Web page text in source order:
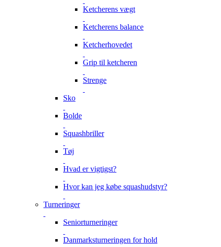
Ketcherens vægt
Ketcherens balance
Ketcherhovedet
Grip til ketcheren
Strenge
Sko
Bolde
Squashbriller
Tøj
Hvad er vigtigst?
Hvor kan jeg købe squashudstyr?
Turneringer
Seniorturneringer
Danmarksturneringen for hold